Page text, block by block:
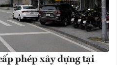
phép xây dựng tại